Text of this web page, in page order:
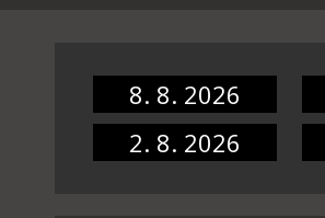
8. 8. 2026
2. 8. 2026